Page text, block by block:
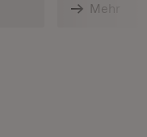
Mehr